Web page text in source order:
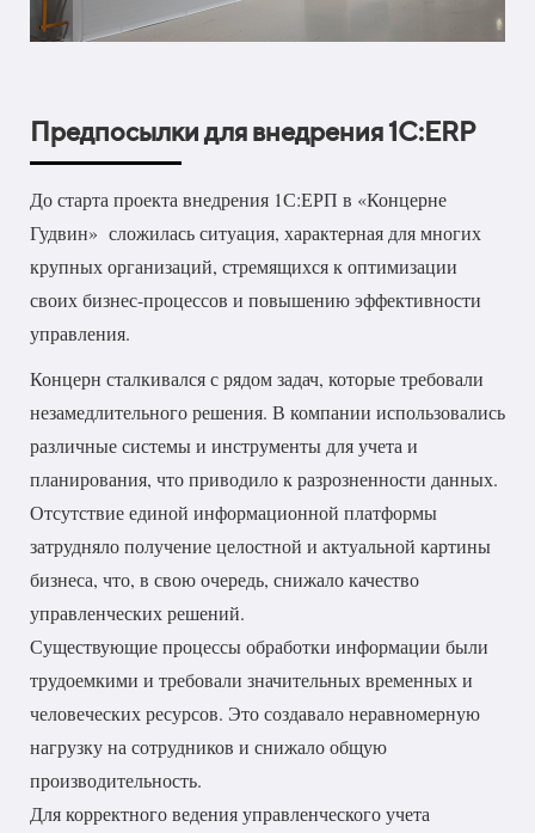
Предпосылки для внедрения 1С:ERP
До старта проекта внедрения 1С:ЕРП в «Концерне
Гудвин» сложилась ситуация, характерная для многих
крупных организаций, стремящихся к оптимизации
своих бизнес-процессов и повышению эффективности
управления.
Концерн сталкивался с рядом задач, которые требовали
незамедлительного решения. В компании использовались
различные системы и инструменты для учета и
планирования, что приводило к разрозненности данных.
Отсутствие единой информационной платформы
затрудняло получение целостной и актуальной картины
бизнеса, что, в свою очередь, снижало качество
управленческих решений.
Существующие процессы обработки информации были
трудоемкими и требовали значительных временных и
человеческих ресурсов. Это создавало неравномерную
нагрузку на сотрудников и снижало общую
производительность.
Для корректного ведения управленческого учета